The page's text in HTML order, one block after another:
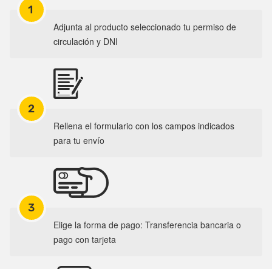
1
Adjunta al producto seleccionado tu permiso de
circulación y DNI
2
Rellena el formulario con los campos indicados
para tu envío
3
Elige la forma de pago: Transferencia bancaria o
pago con tarjeta